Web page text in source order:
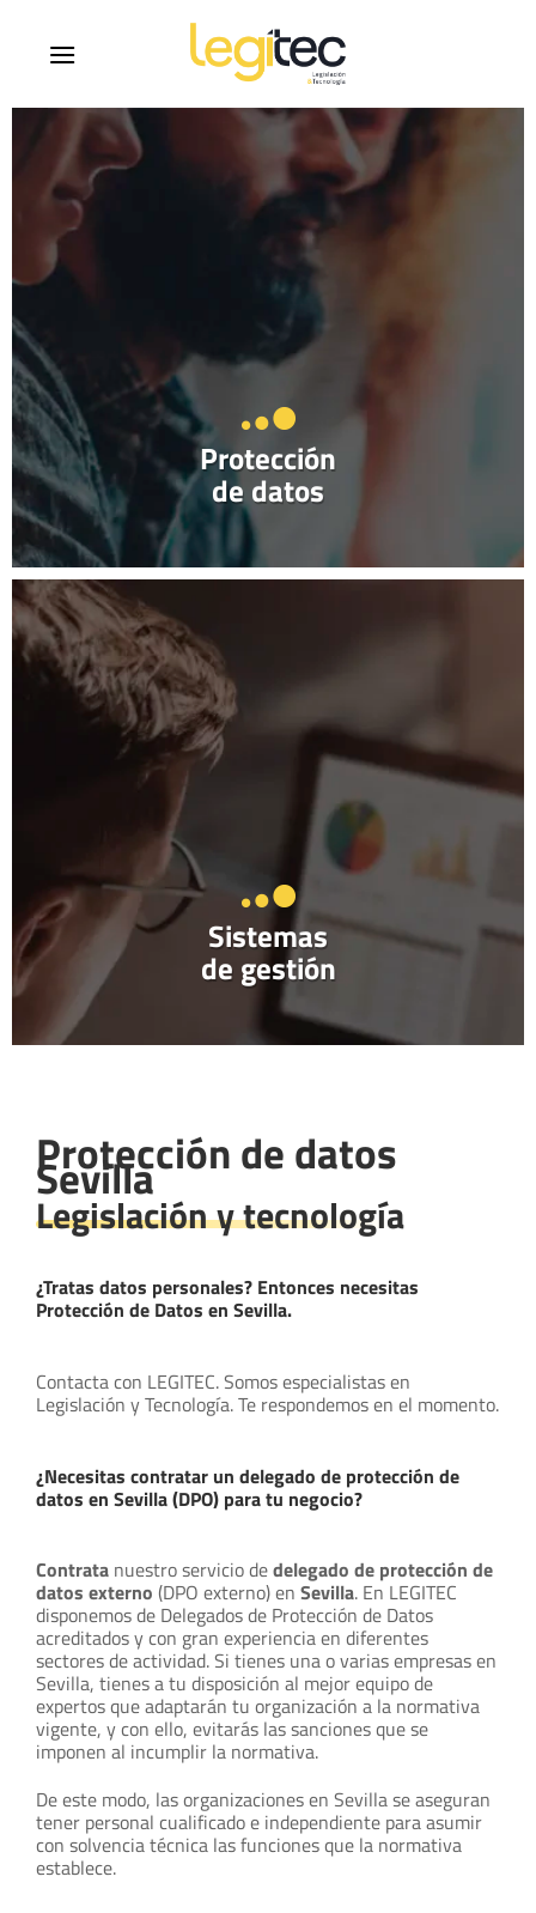
Protección de datos
Sevilla
Legislación y tecnología
¿Tratas datos personales? Entonces necesitas
Protección de Datos en Sevilla.
Contacta con LEGITEC. Somos especialistas en
Legislación y Tecnología. Te respondemos en el momento.
¿Necesitas contratar un delegado de protección de
datos en Sevilla (DPO) para tu negocio?
Contrata nuestro servicio dedelegado de protección de
datos externo (DPO externo) en Sevilla. En LEGITEC
disponemos de Delegados de Protección de Datos
acreditados y con gran experiencia en diferentes
sectores de actividad. Si tienes una o varias empresas en
Sevilla, tienes a tu disposición al mejor equipo de
expertos que adaptarán tu organización a la normativa
vigente, y con ello, evitarás las sanciones que se
imponen al incumplir la normativa.
De este modo, las organizaciones en Sevilla se aseguran
tener personal cualificado e independiente para asumir
con solvencia técnica las funciones que la normativa
establece.
Protección
de datos
Sistemas
de gestión